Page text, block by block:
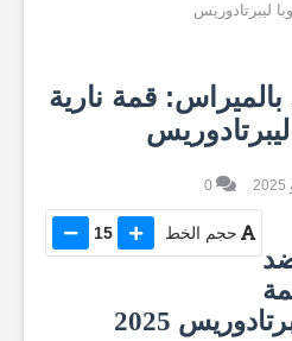
ليبرتادوريس
قمة نارية
0
حجم الخط 15
2025